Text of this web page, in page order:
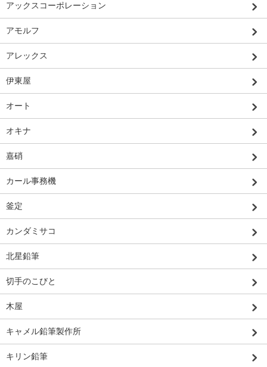
アックスコーポレーション
アモルフ
アレックス
伊東屋
オート
オキナ
嘉硝
カール事務機
釜定
カンダミサコ
北星鉛筆
切手のこびと
木屋
キャメル鉛筆製作所
キリン鉛筆